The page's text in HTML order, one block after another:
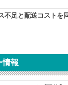
不足と配送コスト
情報